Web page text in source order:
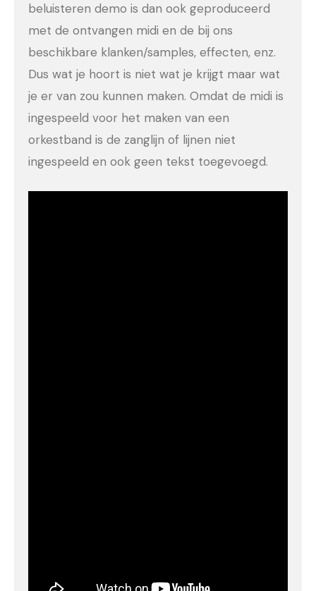
beluisteren demo is dan ook geproduceerd
met de ontvangen midi en de bij ons
beschikbare klanken/samples, effecten, enz.
Dus wat je hoort is niet wat je krijgt maar wat
je er van zou kunnen maken. Omdat de midi is
ingespeeld voor het maken van een
orkestband is de zanglijn of lijnen niet
ingespeeld en ook geen tekst toegevoegd.